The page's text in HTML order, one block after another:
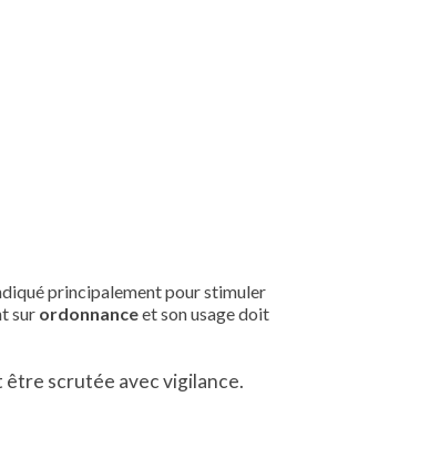
principalement pour stimuler
sur ordonnanceet son usage doit
scrutée avec vigilance.